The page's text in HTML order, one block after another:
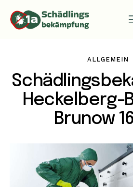
ALLGEMEIN
Heckelberg-
Brunow